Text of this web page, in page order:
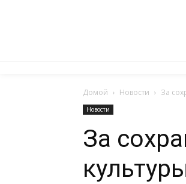
Домой Новости За
Новости
За